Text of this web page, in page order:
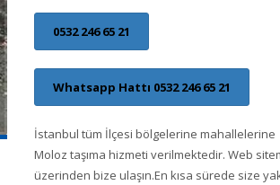
0532 246 65 21
Whatsapp Hattı 0532 246 65 21
İstanbul tüm İlçesi bölgelerine mahallelerine
Moloz taşıma hizmeti verilmektedir. Web
üzerinden bize ulaşın.En kısa sürede size